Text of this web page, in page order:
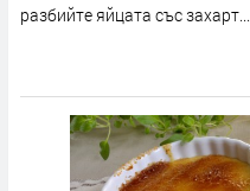
разбийте яйцата със захарт...